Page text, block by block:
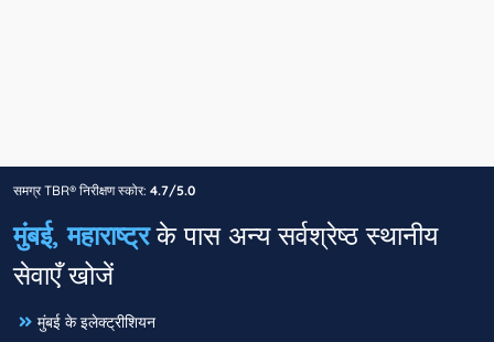
समग्र TBR® निरीक्षण स्कोर: 4.7/5.0
मुंबई, महाराष्ट्रके पास अन्य सर्वश्रेष्ठ स्थानीय
सेवाएँ खोजें
मुंबई के इलेक्ट्रीशियन